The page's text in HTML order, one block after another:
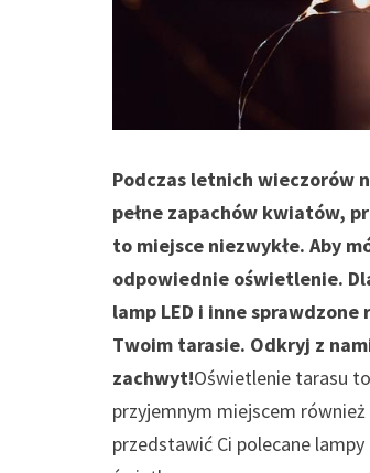
Podczas letnich wieczorów
pełne zapachów kwiatów,
to miejsce niezwykłe. Aby
odpowiednie oświetlenie.
lamp LED i inne
Twoim tarasie. Odkryj z
zachwyt!Oświetlenie tarasu
przyjemnym miejscem
przedstawić Ci polecane